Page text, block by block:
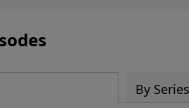
By Series